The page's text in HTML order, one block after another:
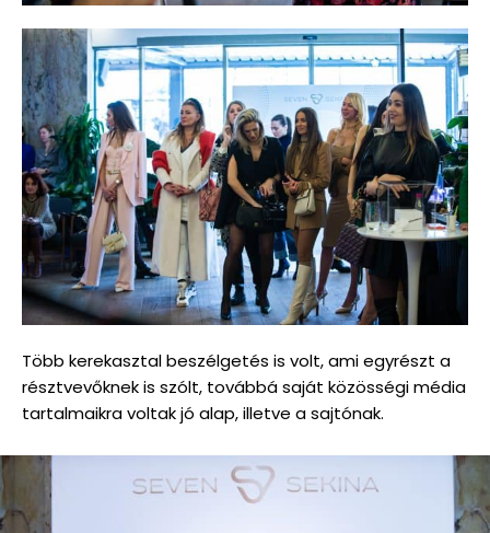
Több kerekasztal beszélgetés is volt, ami egyrészt a
résztvevőknek is szólt, továbbá saját közösségi média
tartalmaikra voltak jó alap, illetve a sajtónak.